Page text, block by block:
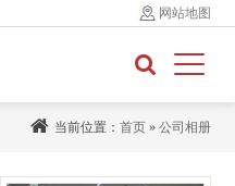
网站地图
当前位置： 首页 » 公司相册